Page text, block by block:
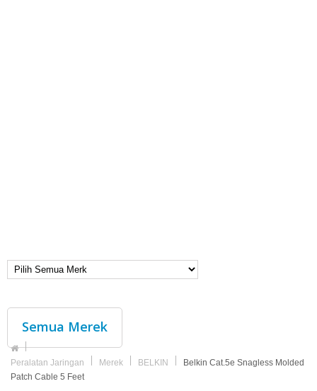
Semua Merek
Peralatan Jaringan Merek BELKIN
Belkin Cat.5e Snagless Molded
Patch Cable 5 Feet